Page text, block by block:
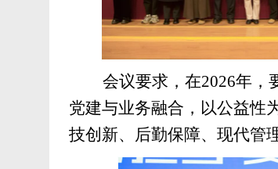
会议要求，在2026年，
党建与业务融合，以公益性
技创新、后勤保障、现代管